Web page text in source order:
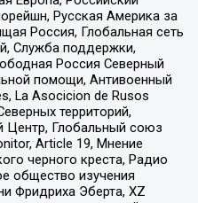
Русская Америка за
Россия, Глобальная сеть
Служба поддержки,
Россия Северный
помощи, Антивоенный
La Asocicion de Rusos
территорий,
Центр, Глобальный союз
Article 19, Мнение
черного креста, Радио
общество изучения
Фридриха Эберта, XZ